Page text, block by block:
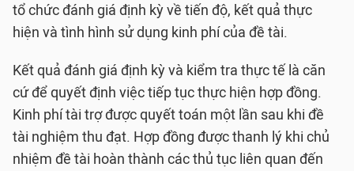
tổ chức đánh giá định kỳ về tiến độ, kết quả thực
hiện và tình hình sử dụng kinh phí của đề tài.
Kết quả đánh giá định kỳ và kiểm tra thực tế là căn
cứ để quyết định việc tiếp tục thực hiện hợp đồng.
Kinh phí tài trợ được quyết toán một lần sau khi đề
tài nghiệm thu đạt. Hợp đồng được thanh lý khi chủ
nhiệm đề tài hoàn thành các thủ tục liên quan đến